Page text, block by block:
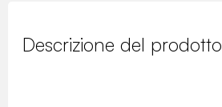
Descrizione del prodotto